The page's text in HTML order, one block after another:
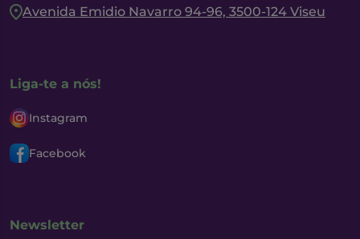
Avenida Emidio Navarro 94-96, 3500-124 Viseu
Liga-te a nós!
Instagram
Facebook
Newsletter